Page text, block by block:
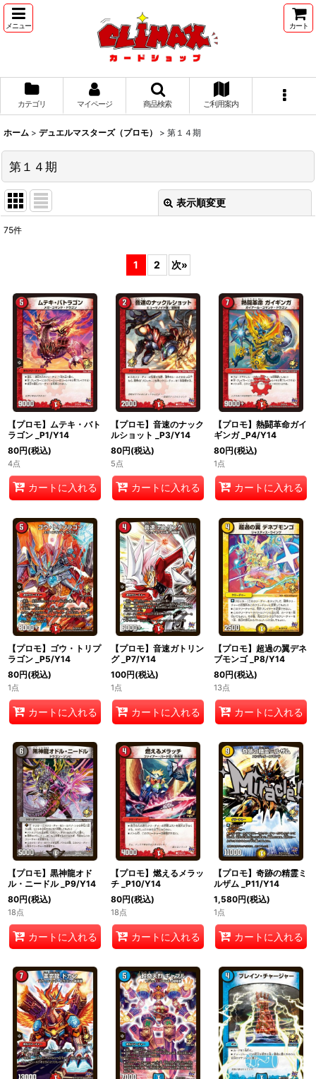
メニュー カート
カテゴリ マイページ 商品検索 ご利用案内
ホーム > デュエルマスターズ（プロモ） > 第１４期
第１４期
表示順変更
絞り込む
75件
1 2 次»
【プロモ】ムテキ・バト
ラゴン _P1/Y14
80円(税込)
4点
カートに入れる
【プロモ】音速のナック
ルショット _P3/Y14
80円(税込)
5点
カートに入れる
【プロモ】熱闘革命ガイ
ギンガ _P4/Y14
80円(税込)
1点
カートに入れる
【プロモ】ゴウ・トリプ
ラゴン _P5/Y14
80円(税込)
1点
カートに入れる
【プロモ】音速ガトリン
グ _P7/Y14
100円(税込)
1点
カートに入れる
【プロモ】超過の翼デネ
ブモンゴ _P8/Y14
80円(税込)
13点
カートに入れる
【プロモ】黒神龍オド
ル・ニードル _P9/Y14
80円(税込)
18点
カートに入れる
【プロモ】燃えるメラッ
チ _P10/Y14
80円(税込)
18点
カートに入れる
【プロモ】奇跡の精霊ミ
ルザム _P11/Y14
1,580円(税込)
1点
カートに入れる